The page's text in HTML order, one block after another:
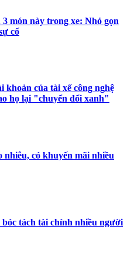
món này trong xe: Nhỏ gọn
cố
của tài xế công nghệ
họ lại "chuyển đổi xanh"
nhiêu, có khuyến mãi nhiều
tách tài chính nhiều người